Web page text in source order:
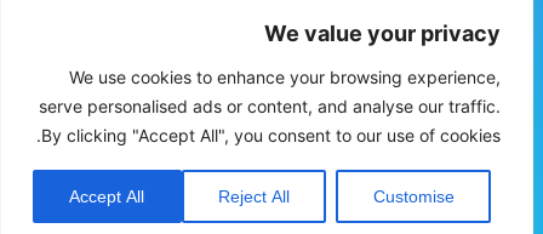
We value your privacy
We use cookies to enhance your browsing experience,
serve personalised ads or content, and analyse our traffic.
By clicking "Accept All", you consent to our use of cookies.
Customise
Reject All
Accept All
מייל:sales@sche.co.il
אודות